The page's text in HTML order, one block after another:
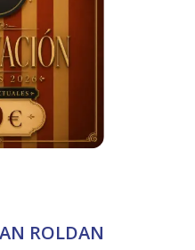
ROLDAN